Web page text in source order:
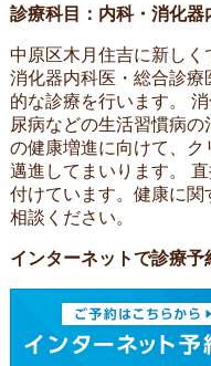
診療科目：内科・消化器
中原区木月住吉に新しく
消化器内科医・総合診
的な診療を行います。
尿病などの生活習慣病
の健康増進に向けて、ク
邁進してまいります。
付けています。健康に
相談ください。
インターネットで診療予